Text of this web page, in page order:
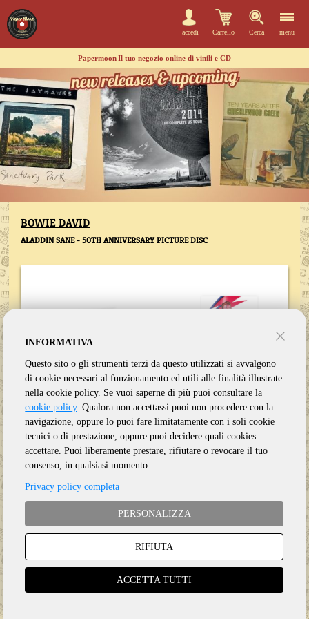
accedi Carrello Cerca menu
PapermoonIl tuo negozio online di vinili e CD
BOWIE DAVID
ALADDIN SANE - 50TH ANNIVERSARY PICTURE DISC
Supporto:Vinile LP
€47.50
INFORMATIVA
Questo sito o gli strumenti terzi da questo utilizzati si avvalgono
di cookie necessari al funzionamento ed utili alle finalità illustrate
nella cookie policy. Se vuoi saperne di più puoi consultare la
cookie policy. Qualora non accettassi puoi non procedere con la
navigazione, oppure lo puoi fare limitatamente con i soli cookie
tecnici o di prestazione, oppure puoi decidere quali cookies
accettare. Puoi liberamente prestare, rifiutare o revocare il tuo
consenso, in qualsiasi momento.
Privacy policy completa
PERSONALIZZA
RIFIUTA
ACCETTA TUTTI